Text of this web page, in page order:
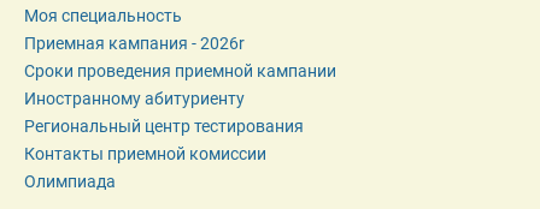
Моя специальность
Приемная кампания - 2026r
Сроки проведения приемной кампании
Иностранному абитуриенту
Региональный центр тестирования
Контакты приемной комиссии
Олимпиада